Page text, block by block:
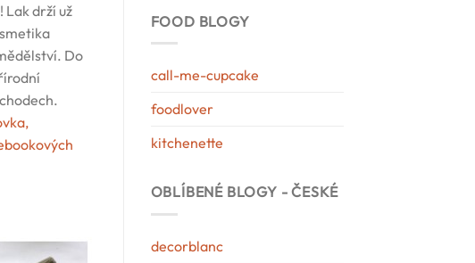
Lak drží už
Do
FOOD BLOGY
call-me-cupcake
foodlover
kitchenette
OBLÍBENÉ BLOGY - ČESKÉ
decorblanc